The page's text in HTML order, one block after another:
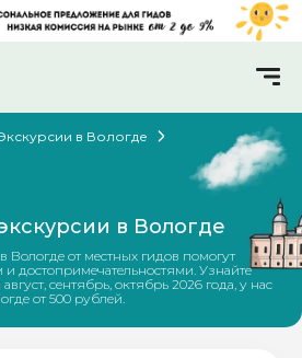
в Вологде
в Вологде
Вологде от местных гидов помогут
достопримечательностями. Узнайте
сентябрь, октябрь 2026 года, у нас
от 500 рублей.